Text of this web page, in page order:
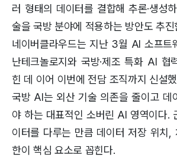
러 형태의 데이터를 결합해 추론·생성
술을 국방 분야에 적용하는 방안도 추진
네이버클라우드는 지난 3월 AI 소프트
난테크놀로지와 국방·제조 특화 AI 협
힌 데 이어 이번에 전담 조직까지 신설
국방 AI는 외산 기술 의존을 줄이고 데
야 하는 대표적인 소버린 AI 영역이다.
이터를 다루는 만큼 데이터 저장 위치,
한이 핵심 요소로 꼽힌다.